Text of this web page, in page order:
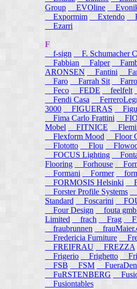
Group
EVOline
Expormim
Extendo
Ezarri
F
f-sign
F. Schumacher
Fabbian
Falper
ARONSEN
Fantini
Faro
Farrah Sit
Feco
FEDE feelfelt
Fendi Casa
3000
FIGUERAS
Fima Carlo Frattini
Mobel
FITNICE
Flexform Mood
Floor
Flototto
Flou
FOCUS Lighting
Flooring
Forhouse
Formani
Former
FORMOSIS Helsinki
Forster Profile Systems
Standard
Foscarini
Four Design
fouta
Limited
frach Frag
fraubrunnen
Fredericia Furniture
FREIFRAU
FREZZA
Frigerio
Frighetto
FSB
FSM
FuRSTENBERG
Fusiontables